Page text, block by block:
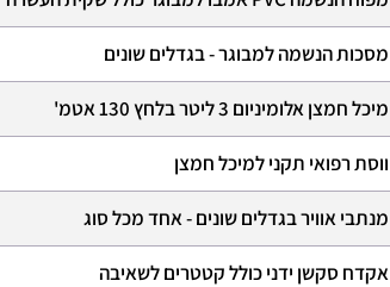
מסכות הנשמה למבוגר - בגדלים שונים
מיכל חמצן אלומיניום 3 ליטר בלחץ 130 אטמ'
ווסת רפואי תקני למיכל חמצן
מנתבי אוויר בגדלים שונים - אחד מכל סוג
אקדח סקשן ידני כולל קטטרים לשאיבה